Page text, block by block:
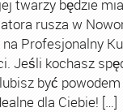
twarzy będzie
rusza w
Profesjonalny
Jeśli kochasz
być
dla Ciebie! […]